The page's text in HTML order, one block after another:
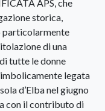
APS, che
storica,
particolarmente
di una
tutte le donne
legata
d’Elba nel giugno
con il contributo di